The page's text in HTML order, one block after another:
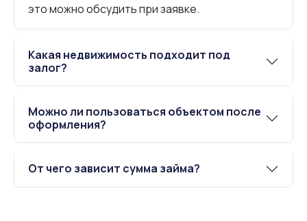
это можно обсудить при заявке.
Какая недвижимость подходит под
залог?
Можно ли пользоваться объектом после
оформления?
От чего зависит сумма займа?